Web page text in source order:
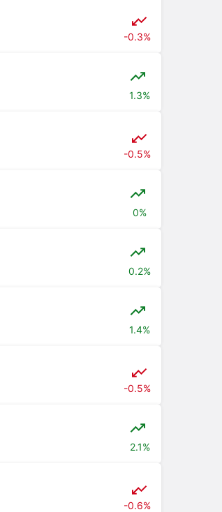
-0.3%
1.3%
-0.5%
0%
0.2%
1.4%
-0.5%
2.1%
-0.6%